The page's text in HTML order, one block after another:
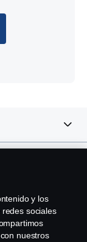
y los
sociales
nuestros